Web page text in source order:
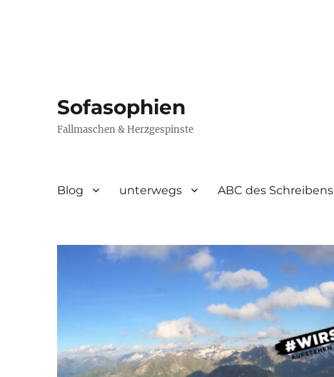
Sofasophien
Fallmaschen & Herzgespinste
Blog unterwegs ABC des Schreibens